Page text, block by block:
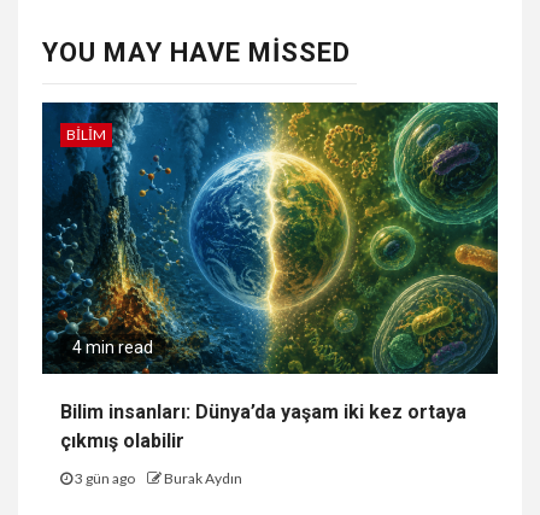
YOU MAY HAVE MISSED
BILIM
4 min read
Bilim insanları: Dünya’da yaşam iki kez ortaya
çıkmış olabilir
3 gün ago Burak Aydın